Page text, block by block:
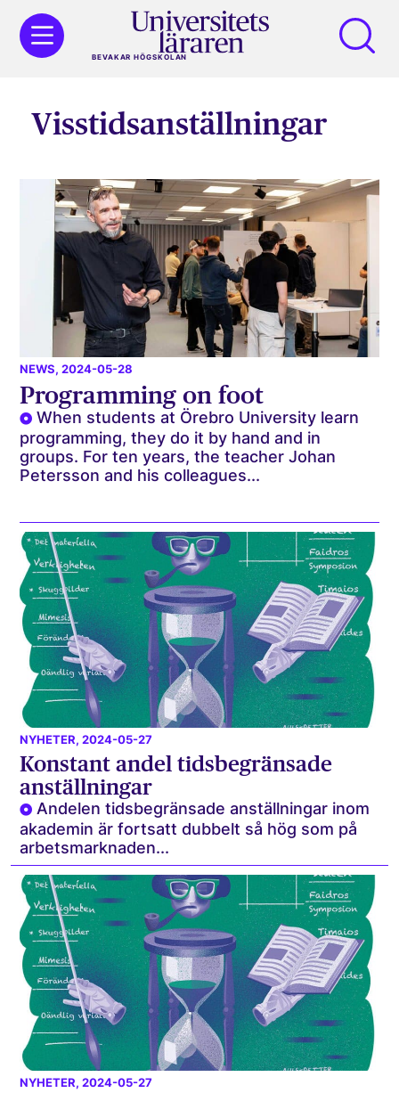
BEVAKAR HÖGSKOLAN
Visstidsanställningar
NEWS, 2024-05-28
Programming on foot
When students at Örebro University learn
programming, they do it by hand and in
groups. For ten years, the teacher Johan
Petersson and his colleagues...
NYHETER, 2024-05-27
Konstant andel tidsbegränsade
anställningar
Andelen tidsbegränsade anställningar inom
akademin är fortsatt dubbelt så hög som på
arbetsmarknaden...
NYHETER, 2024-05-27